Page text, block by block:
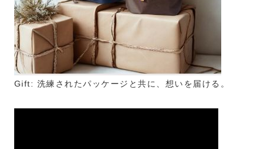
Gift: 洗練されたパッケージと共に、想いを届ける。